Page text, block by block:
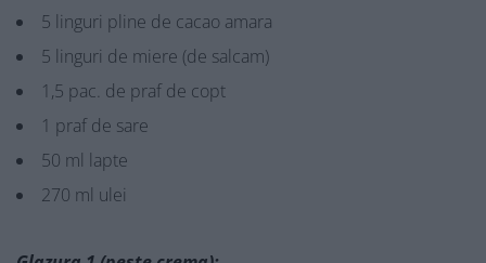
5 linguri pline de cacao amara
5 linguri de miere (de salcam)
1,5 pac. de praf de copt
1 praf de sare
50 ml lapte
270 ml ulei